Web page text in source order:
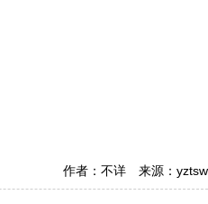
作者：不详 来源：yztsw